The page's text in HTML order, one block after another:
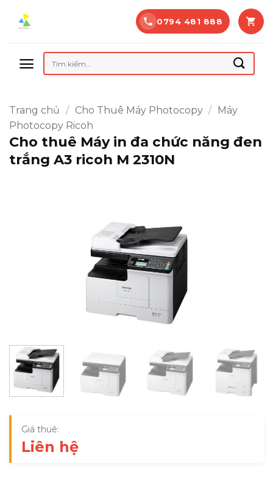
0794 481 888
Tìm
kiếm:
Trang chủ / Cho Thuê Máy Photocopy / Máy
Photocopy Ricoh
Cho thuê Máy in đa chức năng đen
trắng A3 ricoh M 2310N
Giá thuê:
Liên hệ